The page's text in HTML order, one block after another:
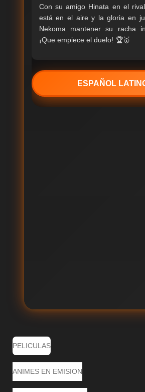
Con su amigo Hinata en el
está en el aire y la gloria en
Nekoma mantener su racha
¡Que empiece el duelo! 🏆🥇
ESPAÑOL
PELICULAS
ANIMES EN EMISION